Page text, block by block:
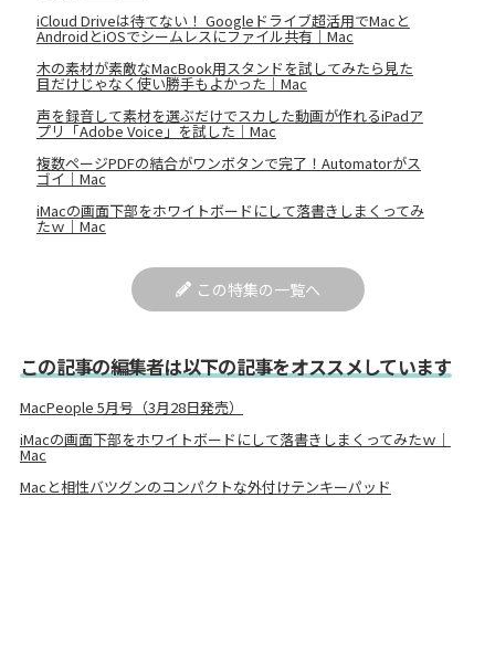
iCloud Driveは待てない！ Googleドライブ超活用でMacと
AndroidとiOSでシームレスにファイル共有｜Mac
木の素材が素敵なMacBook用スタンドを試してみたら見た
目だけじゃなく使い勝手もよかった｜Mac
声を録音して素材を選ぶだけでスカした動画が作れるiPadア
プリ「Adobe Voice」を試した｜Mac
複数ページPDFの結合がワンボタンで完了！Automatorがス
ゴイ｜Mac
iMacの画面下部をホワイトボードにして落書きしまくってみ
たｗ｜Mac
この特集の一覧へ
この記事の編集者は以下の記事をオススメしています
MacPeople 5月号（3月28日発売）
iMacの画面下部をホワイトボードにして落書きしまくってみたｗ｜
Mac
Macと相性バツグンのコンパクトな外付けテンキーパッド